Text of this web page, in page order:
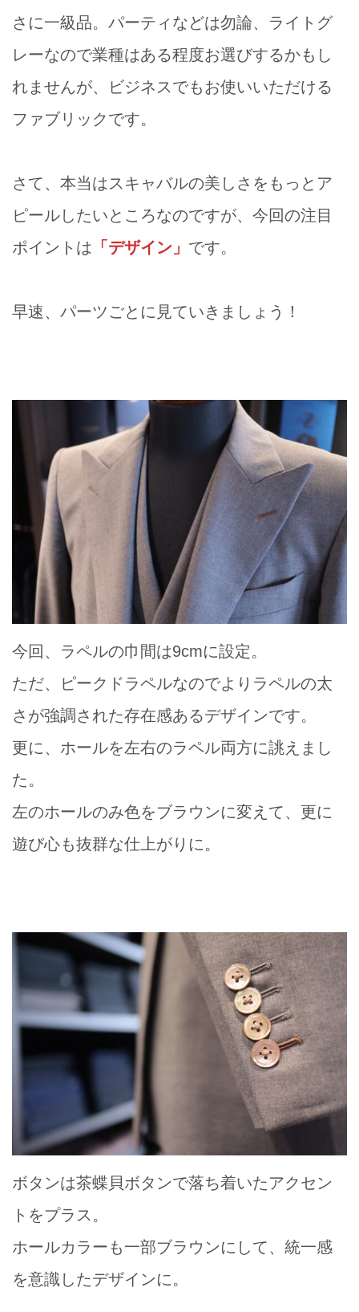
さに一級品。パーティなどは勿論、ライトグ
レーなので業種はある程度お選びするかもし
れませんが、ビジネスでもお使いいただける
ファブリックです。
さて、本当はスキャバルの美しさをもっとア
ピールしたいところなのですが、今回の注目
ポイントは 「デザイン」 です。
早速、パーツごとに見ていきましょう！
今回、ラペルの巾間は9cmに設定。
ただ、ピークドラペルなのでよりラペルの太
さが強調された存在感あるデザインです。
更に、ホールを左右のラペル両方に誂えまし
た。
左のホールのみ色をブラウンに変えて、更に
遊び心も抜群な仕上がりに。
ボタンは茶蝶貝ボタンで落ち着いたアクセン
トをプラス。
ホールカラーも一部ブラウンにして、統一感
を意識したデザインに。